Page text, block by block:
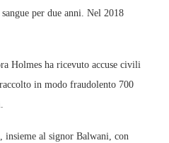
per due anni. Nel 2018
Holmes ha ricevuto accuse civili
in modo fraudolento 700
insieme al signor Balwani, con